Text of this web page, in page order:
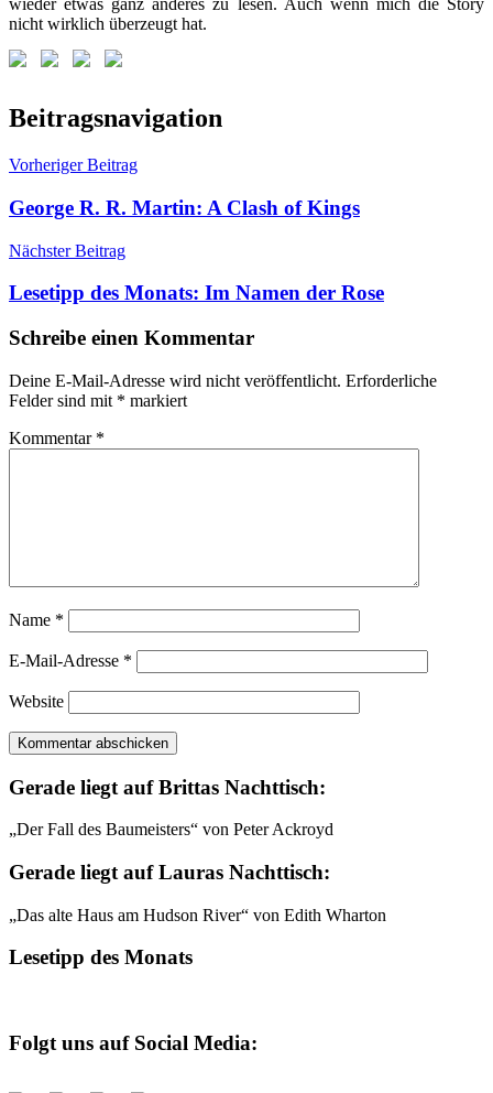
wieder etwas ganz anderes zu lesen. Auch wenn mich die Story
nicht wirklich überzeugt hat.
Schlagwörter:
Ferdinand
Schirach,
Beitragsnavigation
Vorheriger Beitrag
George R. R. Martin: A Clash of Kings
Nächster Beitrag
Lesetipp des Monats: Im Namen der Rose
Schreibe einen Kommentar
Deine E-Mail-Adresse wird nicht veröffentlicht. Erforderliche
Felder sind mit * markiert
Kommentar *
Name *
E-Mail-Adresse *
Website
Gerade liegt auf Brittas Nachttisch:
„Der Fall des Baumeisters“ von Peter Ackroyd
Gerade liegt auf Lauras Nachttisch:
„Das alte Haus am Hudson River“ von Edith Wharton
Lesetipp des Monats
Folgt uns auf Social Media: